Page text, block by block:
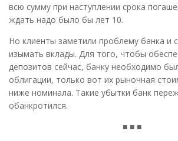
всю сумму при наступлении срока
ждать надо было бы лет 10.
Но клиенты заметили проблему банка и
изымать вклады. Для того, чтобы
депозитов сейчас, банку необходимо
облигации, только вот их рыночная
ниже номинала. Такие убытки банк
обанкротился.
■ ■ ■